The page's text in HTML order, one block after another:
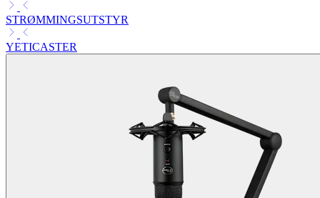
STRØMMINGSUTSTYR
YETICASTER